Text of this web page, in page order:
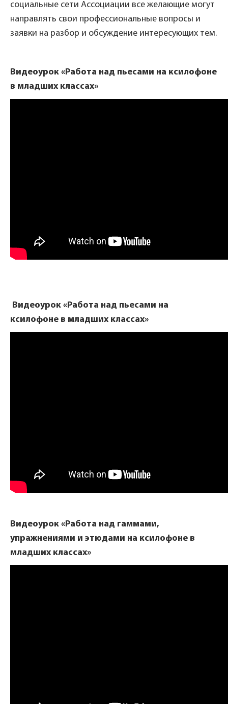
социальные сети Ассоциации все желающие могут
направлять свои профессиональные вопросы и
заявки на разбор и обсуждение интересующих тем.
Видеоурок «Работа над пьесами на ксилофоне
в младших классах»
Видеоурок «Работа над пьесами на
ксилофоне в младших классах»
Видеоурок «Работа над гаммами,
упражнениями и этюдами на ксилофоне в
младших классах»